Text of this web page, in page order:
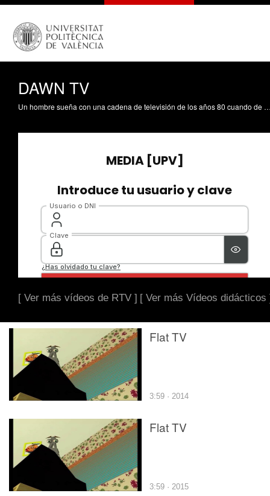
DAWN TV
Un hombre sueña con una cadena de televisión de los años 80 cuando de repente se rompen las
[ Ver más vídeos de RTV ] [ Ver más Vídeos didácticos
Flat TV
3:59 · 2014
Flat TV
3:59 · 2015